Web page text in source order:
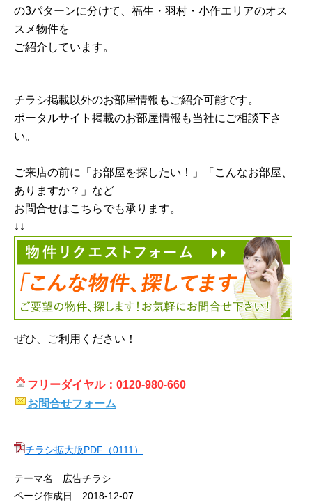
の3パターンに分けて、福生・羽村・小作エリアのオス
スメ物件を
ご紹介しています。
チラシ掲載以外のお部屋情報もご紹介可能です。
ポータルサイト掲載のお部屋情報も当社にご相談下さ
い。
ご来店の前に「お部屋を探したい！」「こんなお部屋、
ありますか？」など
お問合せはこちらでも承ります。
↓↓
ぜひ、ご利用ください！
フリーダイヤル：0120-980-660
お問合せフォーム
チラシ拡大版PDF（0111）
テーマ名 広告チラシ
ページ作成日 2018-12-07